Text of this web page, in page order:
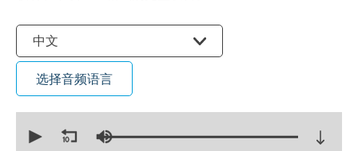
选择语言
中文
选择音频语言
seconds